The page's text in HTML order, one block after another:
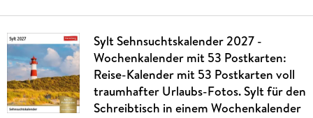
Sylt Sehnsuchtskalender 2027 -
Wochenkalender mit 53 Postkarten:
Reise-Kalender mit 53 Postkarten voll
traumhafter Urlaubs-Fotos. Sylt für den
Schreibtisch in einem Wochenkalender